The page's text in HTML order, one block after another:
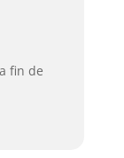
fin de